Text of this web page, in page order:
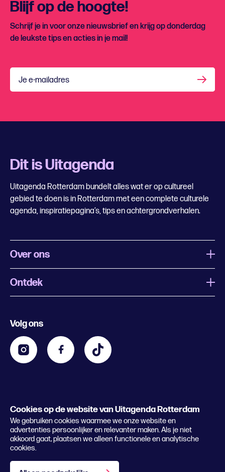
Cookies op de website van Uitagenda Rotterdam
We gebruiken cookies waarmee we onze website en
advertenties persoonlijker en relevanter maken. Als je niet
akkoord gaat, plaatsen we alleen functionele en analytische
cookies.
Blijf op de hoogte!
Schrijf je in voor onze nieuwsbrief en krijg op donderdag
de leukste tips en acties in je mail!
Je e-mailadres
Dit is Uitagenda
Uitagenda Rotterdam bundelt alles wat er op cultureel
gebied te doen is in Rotterdam met een complete culturele
agenda, inspiratiepagina’s, tips en achtergrondverhalen.
Over ons
Wat is Uitagenda Rotterdam
Contact
Zakelijk
Lees het magazine
Ontdek
Kids
Volg ons
© 2026 Rotterdam Festivals